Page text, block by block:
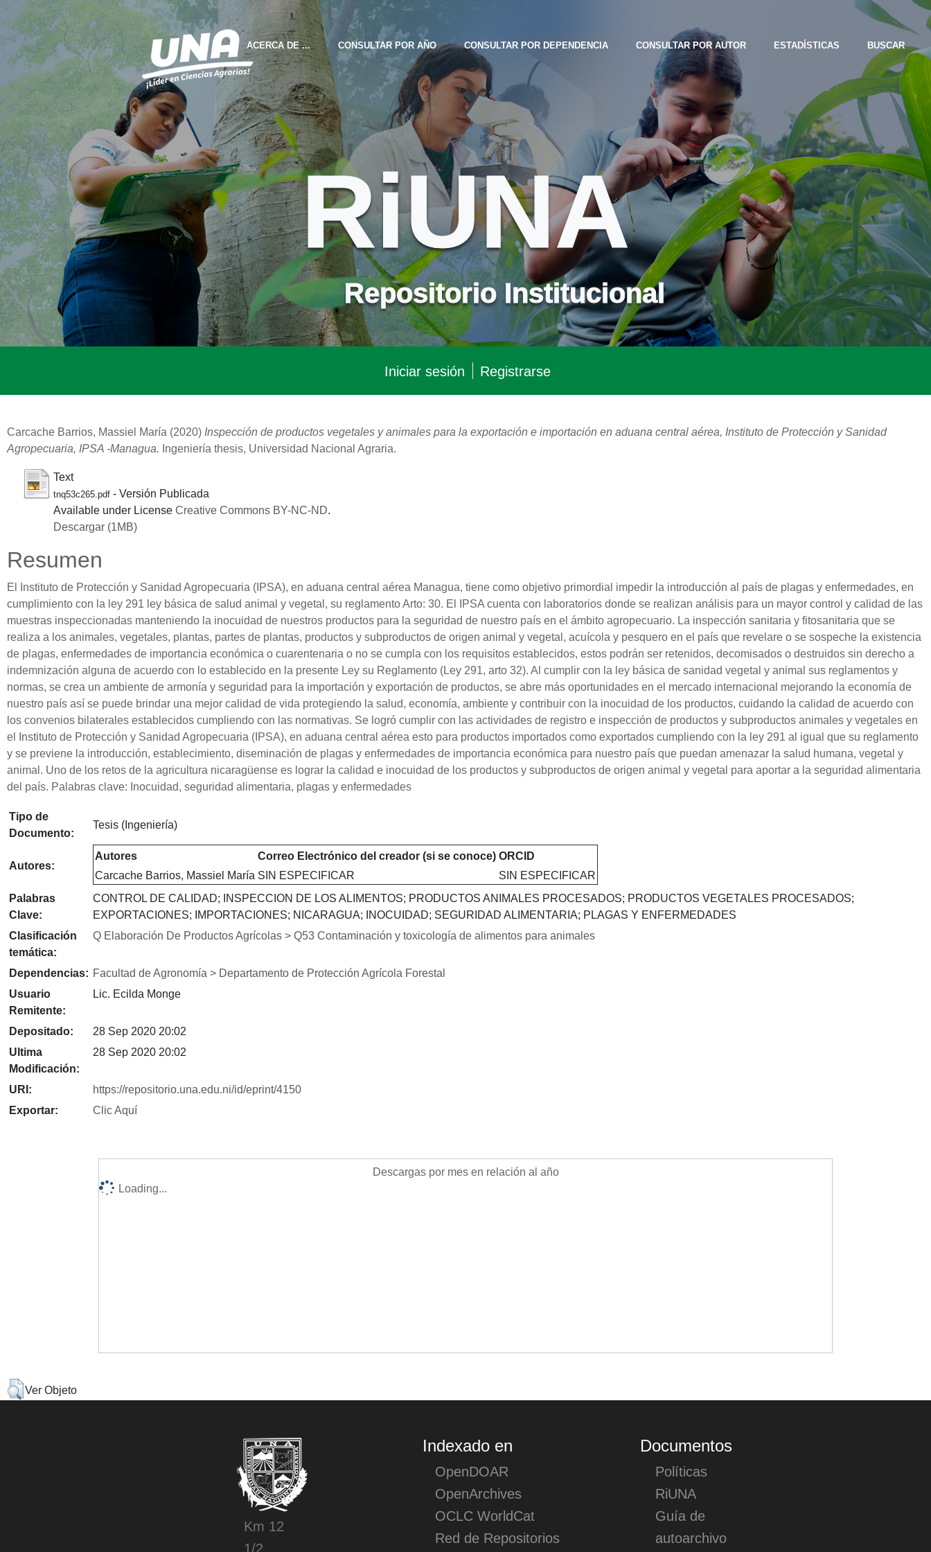
ACERCA DE ... CONSULTAR POR AÑO CONSULTAR POR DEPENDENCIA CONSULTAR POR AUTOR ESTADÍSTICAS BUSCAR
RiUNA
Repositorio Institucional
Iniciar sesión Registrarse
Carcache Barrios, Massiel María (2020) Inspección de productos vegetales y animales para la exportación e importación en aduana central aérea, Instituto de Protección y Sanidad
Agropecuaria, IPSA -Managua. Ingeniería thesis, Universidad Nacional Agraria.
Text
tnq53c265.pdf - Versión Publicada
Available under LicenseCreative Commons BY-NC-ND.
Descargar (1MB)
Resumen
El Instituto de Protección y Sanidad Agropecuaria (IPSA), en aduana central aérea Managua, tiene como objetivo primordial impedir la introducción al país de plagas y enfermedades, en
cumplimiento con la ley 291 ley básica de salud animal y vegetal, su reglamento Arto: 30. El IPSA cuenta con laboratorios donde se realizan análisis para un mayor control y calidad de las
muestras inspeccionadas manteniendo la inocuidad de nuestros productos para la seguridad de nuestro país en el ámbito agropecuario. La inspección sanitaria y fitosanitaria que se
realiza a los animales, vegetales, plantas, partes de plantas, productos y subproductos de origen animal y vegetal, acuícola y pesquero en el país que revelare o se sospeche la existencia
de plagas, enfermedades de importancia económica o cuarentenaria o no se cumpla con los requisitos establecidos, estos podrán ser retenidos, decomisados o destruidos sin derecho a
indemnización alguna de acuerdo con lo establecido en la presente Ley su Reglamento (Ley 291, arto 32). Al cumplir con la ley básica de sanidad vegetal y animal sus reglamentos y
normas, se crea un ambiente de armonía y seguridad para la importación y exportación de productos, se abre más oportunidades en el mercado internacional mejorando la economía de
nuestro país así se puede brindar una mejor calidad de vida protegiendo la salud, economía, ambiente y contribuir con la inocuidad de los productos, cuidando la calidad de acuerdo con
los convenios bilaterales establecidos cumpliendo con las normativas. Se logró cumplir con las actividades de registro e inspección de productos y subproductos animales y vegetales en
el Instituto de Protección y Sanidad Agropecuaria (IPSA), en aduana central aérea esto para productos importados como exportados cumpliendo con la ley 291 al igual que su reglamento
y se previene la introducción, establecimiento, diseminación de plagas y enfermedades de importancia económica para nuestro país que puedan amenazar la salud humana, vegetal y
animal. Uno de los retos de la agricultura nicaragüense es lograr la calidad e inocuidad de los productos y subproductos de origen animal y vegetal para aportar a la seguridad alimentaria
del país. Palabras clave: Inocuidad, seguridad alimentaria, plagas y enfermedades
Tipo de
Documento:
Tesis (Ingeniería)
Autores:
Autores Correo Electrónico del creador (si se conoce)ORCID
Carcache Barrios, Massiel María SIN ESPECIFICAR
SIN ESPECIFICAR
Palabras
Clave:
CONTROL DE CALIDAD; INSPECCION DE LOS ALIMENTOS; PRODUCTOS ANIMALES PROCESADOS; PRODUCTOS VEGETALES PROCESADOS;
EXPORTACIONES; IMPORTACIONES; NICARAGUA; INOCUIDAD; SEGURIDAD ALIMENTARIA; PLAGAS Y ENFERMEDADES
Clasificación
temática:
Q Elaboración De Productos Agrícolas > Q53 Contaminación y toxicología de alimentos para animales
Dependencias: Facultad de Agronomía > Departamento de Protección Agrícola Forestal
Usuario
Remitente:
Lic. Ecilda Monge
Depositado:
28 Sep 2020 20:02
Ultima
Modificación:
28 Sep 2020 20:02
URI:
https://repositorio.una.edu.ni/id/eprint/4150
Exportar:
Clic Aquí
Descargas por mes en relación al año
Loading...
Ver Objeto
Km 12
1/2
Indexado en
OpenDOAR
OpenArchives
OCLC WorldCat
Red de Repositorios
Documentos
Políticas
RiUNA
Guía de
autoarchivo